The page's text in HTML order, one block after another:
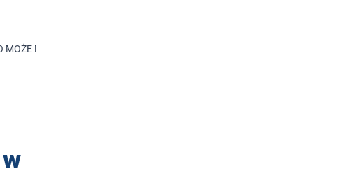
DOPROWADZIĆ EKIPA TUSKA?